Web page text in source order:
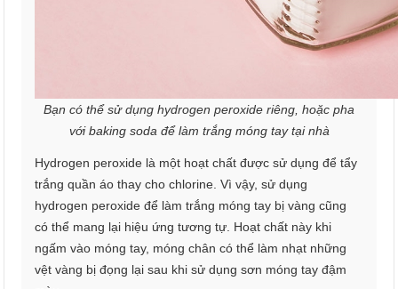
Bạn có thể sử dụng hydrogen peroxide riêng, hoặc pha
với baking soda để làm trắng móng tay tại nhà
Hydrogen peroxide là một hoạt chất được sử dụng để tẩy
trắng quần áo thay cho chlorine. Vì vậy, sử dụng
hydrogen peroxide để làm trắng móng tay bị vàng cũng
có thể mang lại hiệu ứng tương tự. Hoạt chất này khi
ngấm vào móng tay, móng chân có thể làm nhạt những
vệt vàng bị đọng lại sau khi sử dụng sơn móng tay đậm